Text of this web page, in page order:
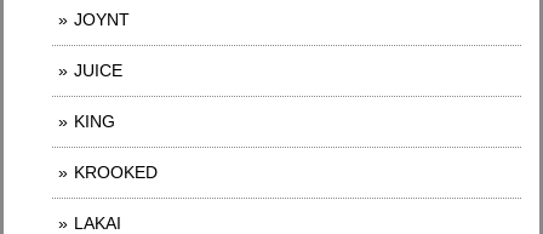
JOYNT
JUICE
KING
KROOKED
LAKAI